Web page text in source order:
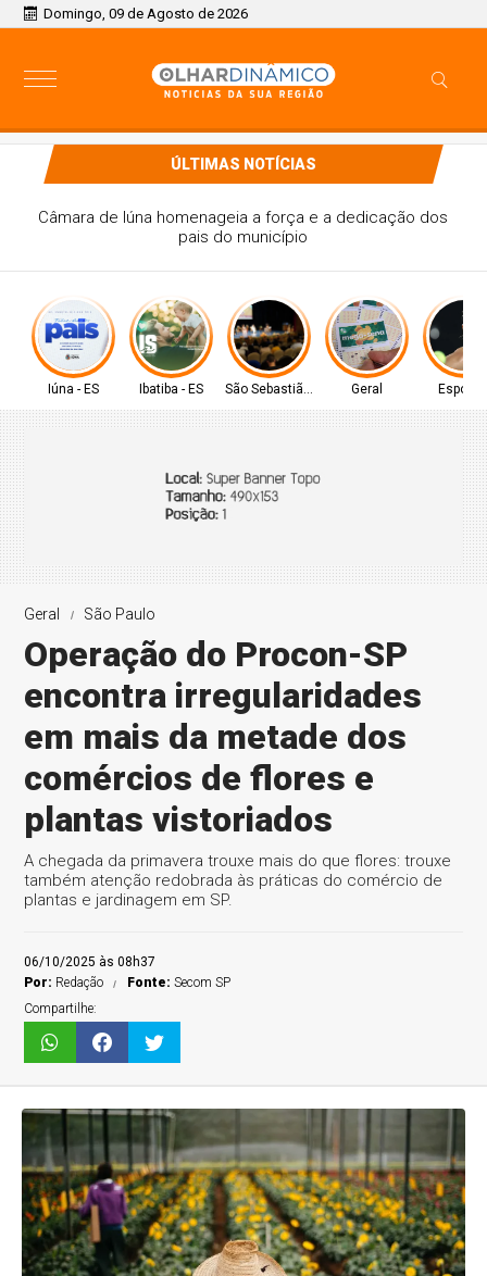
Domingo, 09 de Agosto de 2026
ÚLTIMAS NOTÍCIAS
Câmara de Ibatiba deseja um Feliz Dia dos Pais
Iúna - ES Ibatiba - ES São Sebastião - SP Geral
Geral São Paulo
Operação do Procon-SP
encontra irregularidades
em mais da metade dos
comércios de flores e
plantas vistoriados
A chegada da primavera trouxe mais do que flores: trouxe
também atenção redobrada às práticas do comércio de
plantas e jardinagem em SP.
06/10/2025 às 08h37
Por: Redação Fonte:Secom SP
Compartilhe: